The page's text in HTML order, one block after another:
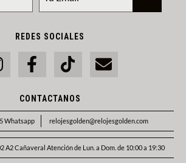
REDES SOCIALES
CONTACTANOS
Whatsapp relojesgolden@relojesgolden.com
A2 Cañaveral Atención de Lun. a Dom. de 10:00 a 19:30